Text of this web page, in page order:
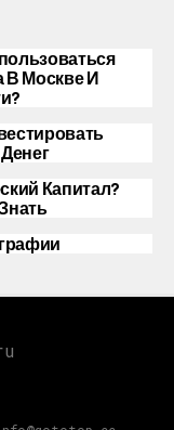
В Москве И
Капитал?